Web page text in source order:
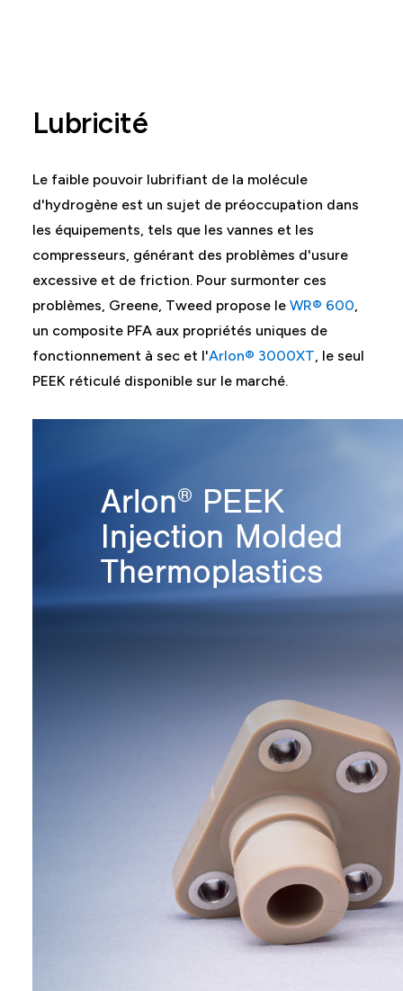
Lubricité
Le faible pouvoir lubrifiant de la molécule
d'hydrogène est un sujet de préoccupation dans
les équipements, tels que les vannes et les
compresseurs, générant des problèmes d'usure
excessive et de friction. Pour surmonter ces
problèmes, Greene, Tweed propose le WR® 600,
un composite PFA aux propriétés uniques de
fonctionnement à sec et l'Arlon® 3000XT, le seul
PEEK réticulé disponible sur le marché.